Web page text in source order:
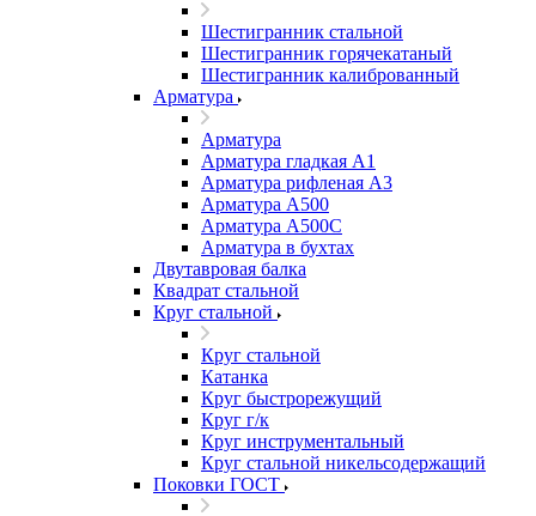
Шестигранник стальной
Шестигранник горячекатаный
Шестигранник калиброванный
Арматура
Арматура
Арматура гладкая А1
Арматура рифленая А3
Арматура А500
Арматура А500С
Арматура в бухтах
Двутавровая балка
Квадрат стальной
Круг стальной
Круг стальной
Катанка
Круг быстрорежущий
Круг г/к
Круг инструментальный
Круг стальной никельсодержащий
Поковки ГОСТ